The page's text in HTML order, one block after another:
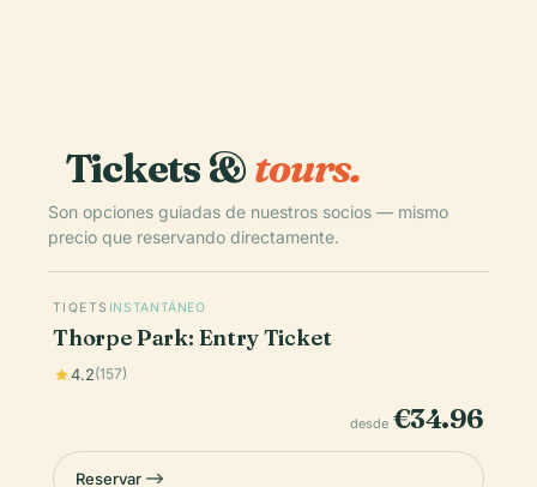
Tickets &tours.
Son opciones guiadas de nuestros socios — mismo
precio que reservando directamente.
TIQETS INSTANTÁNEO
Thorpe Park: Entry Ticket
4.2(157)
desde €34.96
Reservar